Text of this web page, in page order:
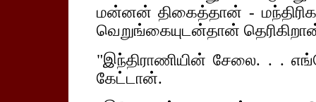
மன்னன் திகைத்தான் -
வெறுங்கையுடன்தான்
"இந்திராணியின் சேலை. . .
கேட்டான்.